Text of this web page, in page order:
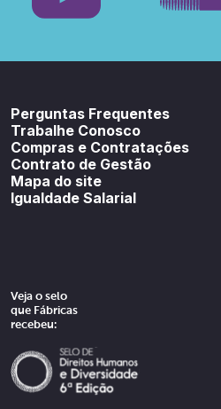
Perguntas Frequentes
Trabalhe Conosco
Compras e Contratações
Contrato de Gestão
Mapa do site
Igualdade Salarial
Veja o selo
que Fábricas
recebeu: